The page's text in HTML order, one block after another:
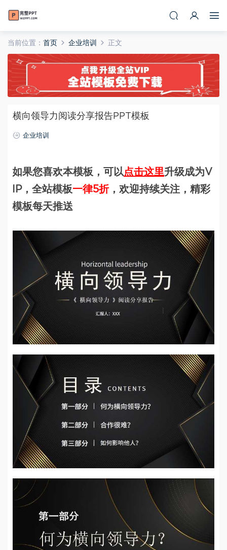
当前位置： 首页 企业培训 正文
横向领导力阅读分享报告PPT模板
企业培训
如果您喜欢本模板，可以点击这里升级成为V
IP，全站模板一律5折，欢迎持续关注，精彩
模板每天推送